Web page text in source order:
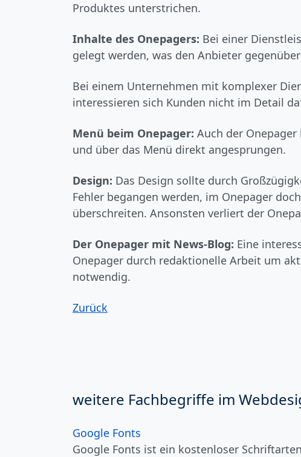
Produktes unterstrichen.
Inhalte des Onepagers: Bei einer
gelegt werden, was den Anbieter
Bei einem Unternehmen mit komplexer
interessieren sich Kunden nicht im Detail
Menü beim Onepager: Auch der
und über das Menü direkt angesprungen.
Design: Das Design sollte durch
Fehler begangen werden, im Onepager
überschreiten. Ansonsten verliert der
Der Onepager mit News-Blog: Eine
Onepager durch redaktionelle Arbeit um
notwendig.
Zurück
weitere Fachbegriffe im
Google Fonts
Google Fonts ist ein kostenloser